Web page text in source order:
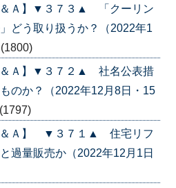
＆Ａ】▼３７３▲ 「クーリン
どう取り扱うか？（2022年1
(1800)
＆Ａ】▼３７２▲ 社名公表措
のか？（2022年12月8日・15
(1797)
＆Ａ】 ▼３７１▲ 住宅リフ
過量販売か（2022年12月1日